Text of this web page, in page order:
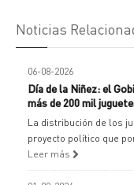
Noticias
06-08-2026
Día de la Niñez: el
más de 200 mil
La distribución de los
proyecto político que
Leer más